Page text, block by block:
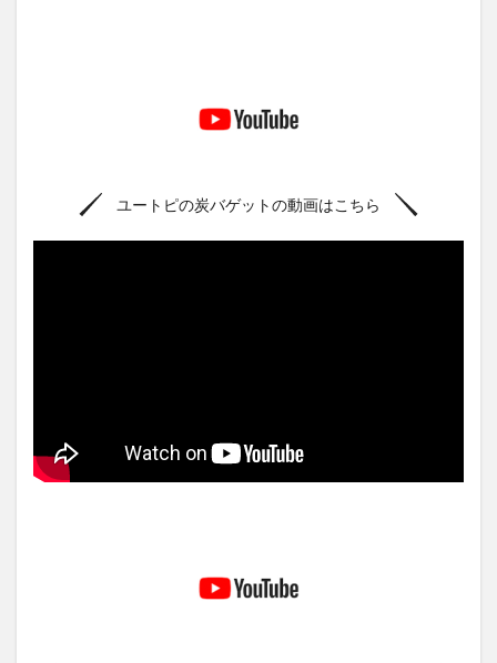
ユートピの炭バゲットの動画はこちら